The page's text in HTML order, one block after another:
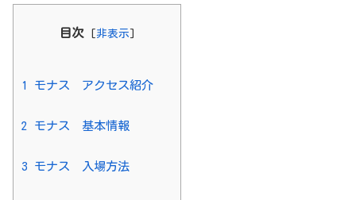
目次 [ 非表示 ]
1 モナス アクセス紹介
2 モナス 基本情報
3 モナス 入場方法